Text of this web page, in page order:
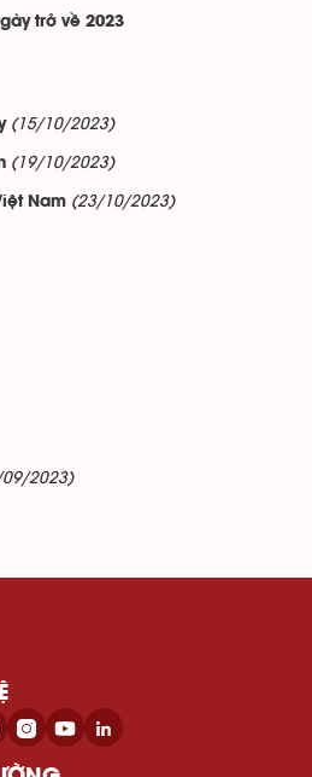
trở về 2023
(15/10/2023)
(19/10/2023)
Nam (23/10/2023)
2023)